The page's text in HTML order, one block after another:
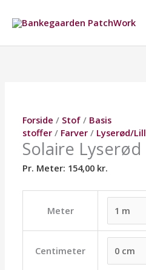
indholdet
Forside / Stof / Basis
stoffer / Farver / Lyserød/
Solaire Lyserød
Pr. Meter: 154,00 kr.
Meter
Centimeter
kan
på
kan
på
kan
på